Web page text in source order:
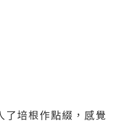
了培根作點綴，感覺